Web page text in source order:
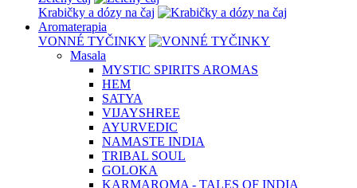
Krabičky a dózy na čaj
Aromaterapia
VONNÉ TYČINKY
Masala
MYSTIC SPIRITS AROMAS
HEM
SATYA
VIJAYSHREE
AYURVEDIC
NAMASTE INDIA
TRIBAL SOUL
GOLOKA
KARMAROMA - TALES OF INDIA